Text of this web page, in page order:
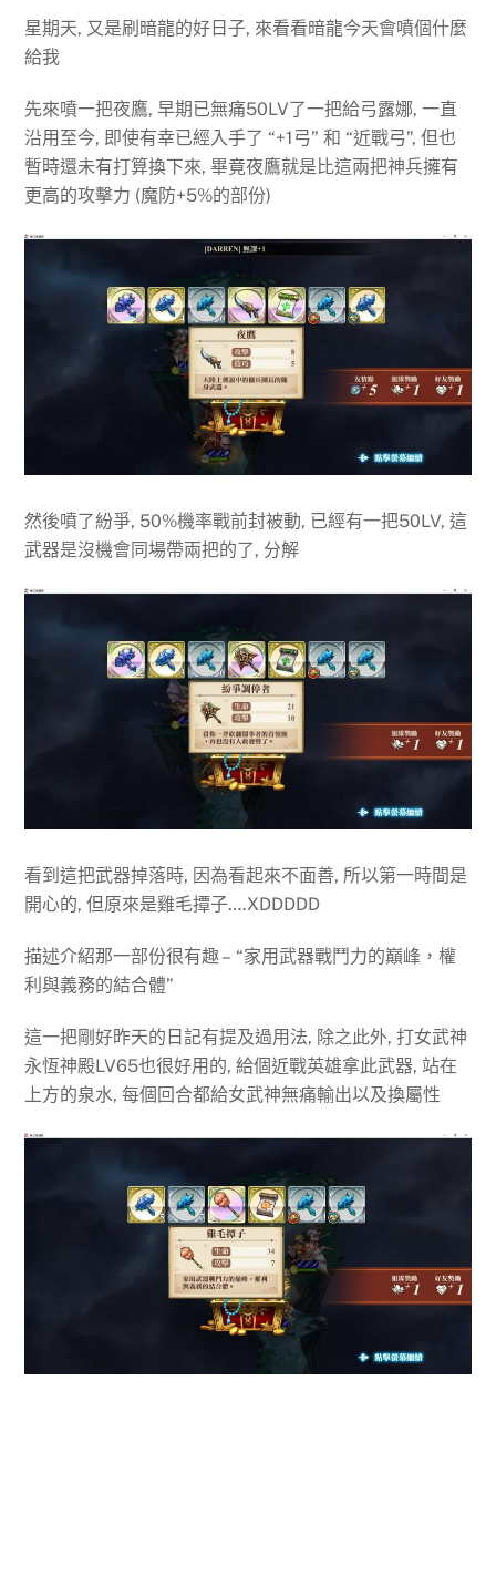
星期天, 又是刷暗龍的好日子, 來看看暗龍今天會噴個什麼
給我
先來噴一把夜鷹, 早期已無痛50LV了一把給弓露娜, 一直
沿用至今, 即使有幸已經入手了 “+1弓” 和 “近戰弓”, 但也
暫時還未有打算換下來, 畢竟夜鷹就是比這兩把神兵擁有
更高的攻擊力 (魔防+5%的部份)
然後噴了紛爭, 50%機率戰前封被動, 已經有一把50LV, 這
武器是沒機會同場帶兩把的了, 分解
看到這把武器掉落時, 因為看起來不面善, 所以第一時間是
開心的, 但原來是雞毛撢子….XDDDDD
描述介紹那一部份很有趣 – “家用武器戰鬥力的巔峰，權
利與義務的結合體”
這一把剛好昨天的日記有提及過用法, 除之此外, 打女武神
永恆神殿LV65也很好用的, 給個近戰英雄拿此武器, 站在
上方的泉水, 每個回合都給女武神無痛輸出以及換屬性